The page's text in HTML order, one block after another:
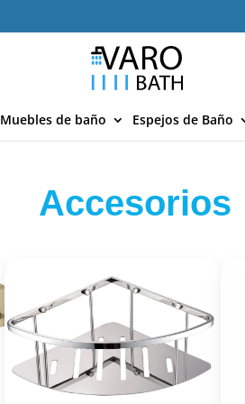
Muebles de baño Espejos de Baño
Accesorios